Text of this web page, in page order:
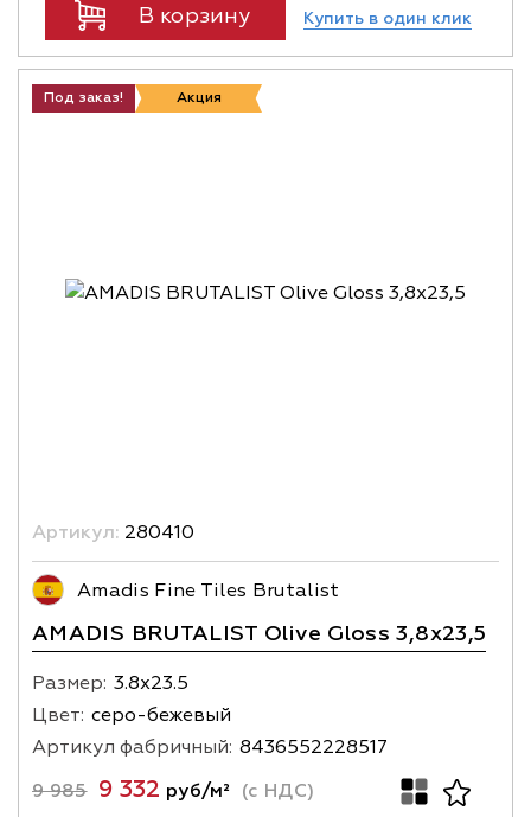
В корзину Купить в один клик
Под заказ! Акция
Артикул: 280410
Amadis Fine Tiles Brutalist
AMADIS BRUTALIST Olive Gloss 3,8х23,5
Размер: 3.8х23.5
Цвет: серо-бежевый
Артикул фабричный: 8436552228517
9 985 9 332 руб/м² (с НДС)